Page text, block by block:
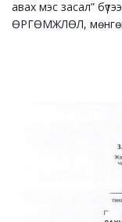
авах мэс засал”
ӨРГӨМЖЛӨЛ, мөнгөн